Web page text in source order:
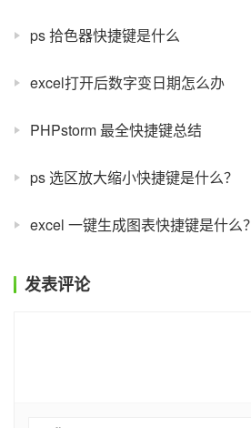
ps 拾色器快捷键是什么
excel打开后数字变日期怎么办
PHPstorm 最全快捷键总结
ps 选区放大缩小快捷键是什么？
excel 一键生成图表快捷键是什么？
发表评论